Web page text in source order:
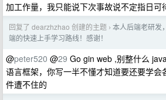
加工作量，我只能说下次事故说不定指日可
回复了 dearzhzhao 创建的主题 › 本人后端老研发
端的快速上手学习路线！感谢！
@peter520 @29 Go gin web ,别整什么
语言框架，你写一半不懂才知道要还要学会
件遭不住的